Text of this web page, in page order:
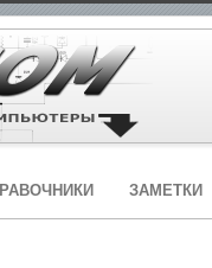
ЗАМЕТКИ